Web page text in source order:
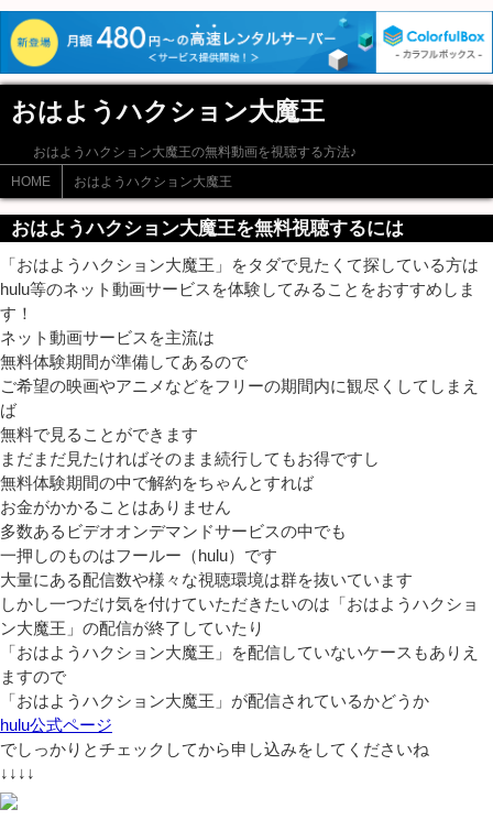
おはようハクション大魔王
おはようハクション大魔王の無料動画を視聴する方法♪
HOME
おはようハクション大魔王
おはようハクション大魔王を無料視聴するには
「おはようハクション大魔王」をタダで見たくて探している方は
hulu等のネット動画サービスを体験してみることをおすすめしま
す！
ネット動画サービスを主流は
無料体験期間が準備してあるので
ご希望の映画やアニメなどをフリーの期間内に観尽くしてしまえ
ば
無料で見ることができます
まだまだ見たければそのまま続行してもお得ですし
無料体験期間の中で解約をちゃんとすれば
お金がかかることはありません
多数あるビデオオンデマンドサービスの中でも
一押しのものはフールー（hulu）です
大量にある配信数や様々な視聴環境は群を抜いています
しかし一つだけ気を付けていただきたいのは「おはようハクショ
ン大魔王」の配信が終了していたり
「おはようハクション大魔王」を配信していないケースもありえ
ますので
「おはようハクション大魔王」が配信されているかどうか
hulu公式ページ
でしっかりとチェックしてから申し込みをしてくださいね
↓↓↓↓